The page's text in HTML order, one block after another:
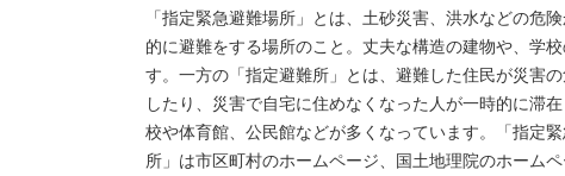
「指定緊急避難場所」とは、土砂災害、洪水などの危
的に避難をする場所のこと。丈夫な構造の建物や、学
す。一方の「指定避難所」とは、避難した住民が災害
したり、災害で自宅に住めなくなった人が一時的に滞
校や体育館、公民館などが多くなっています。「指定
所」は市区町村のホームページ、国土地理院のホーム